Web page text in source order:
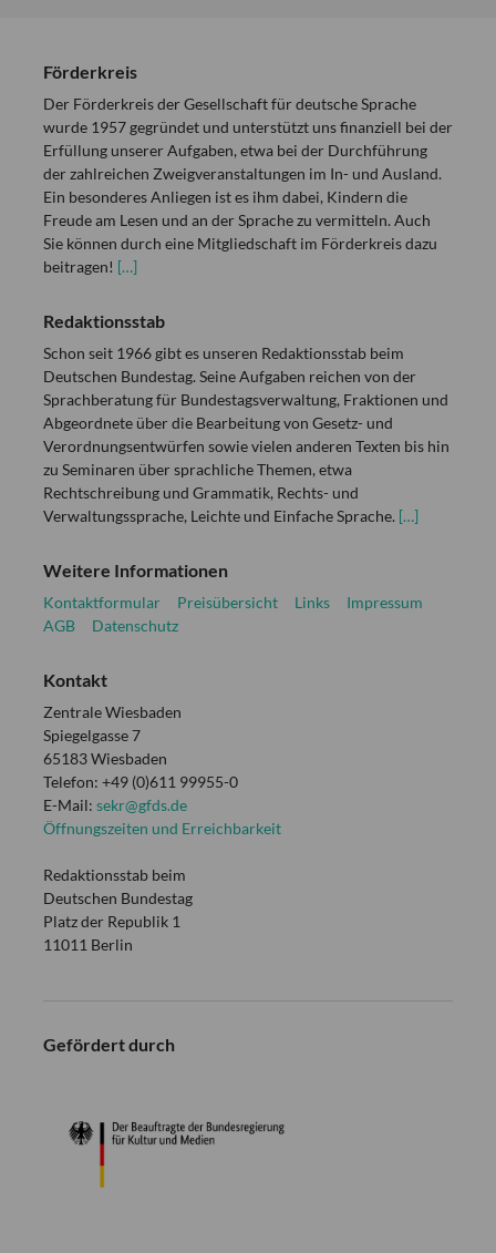
Förderkreis
Der Förderkreis der Gesellschaft für deutsche Sprache
wurde 1957 gegründet und unterstützt uns finanziell bei der
Erfüllung unserer Aufgaben, etwa bei der Durchführung
der zahlreichen Zweigveranstaltungen im In- und Ausland.
Ein besonderes Anliegen ist es ihm dabei, Kindern die
Freude am Lesen und an der Sprache zu vermitteln. Auch
Sie können durch eine Mitgliedschaft im Förderkreis dazu
beitragen! […]
Redaktionsstab
Schon seit 1966 gibt es unseren Redaktionsstab beim
Deutschen Bundestag. Seine Aufgaben reichen von der
Sprachberatung für Bundestagsverwaltung, Fraktionen und
Abgeordnete über die Bearbeitung von Gesetz- und
Verordnungsentwürfen sowie vielen anderen Texten bis hin
zu Seminaren über sprachliche Themen, etwa
Rechtschreibung und Grammatik, Rechts- und
Verwaltungssprache, Leichte und Einfache Sprache. […]
Weitere Informationen
Kontaktformular Preisübersicht Links
Impressum
AGB
Datenschutz
Kontakt
Zentrale Wiesbaden
Spiegelgasse 7
65183 Wiesbaden
Telefon: +49 (0)611 99955-0
E-Mail: sekr@gfds.de
Öffnungszeiten und Erreichbarkeit
Redaktionsstab beim
Deutschen Bundestag
Platz der Republik 1
11011 Berlin
Gefördert durch